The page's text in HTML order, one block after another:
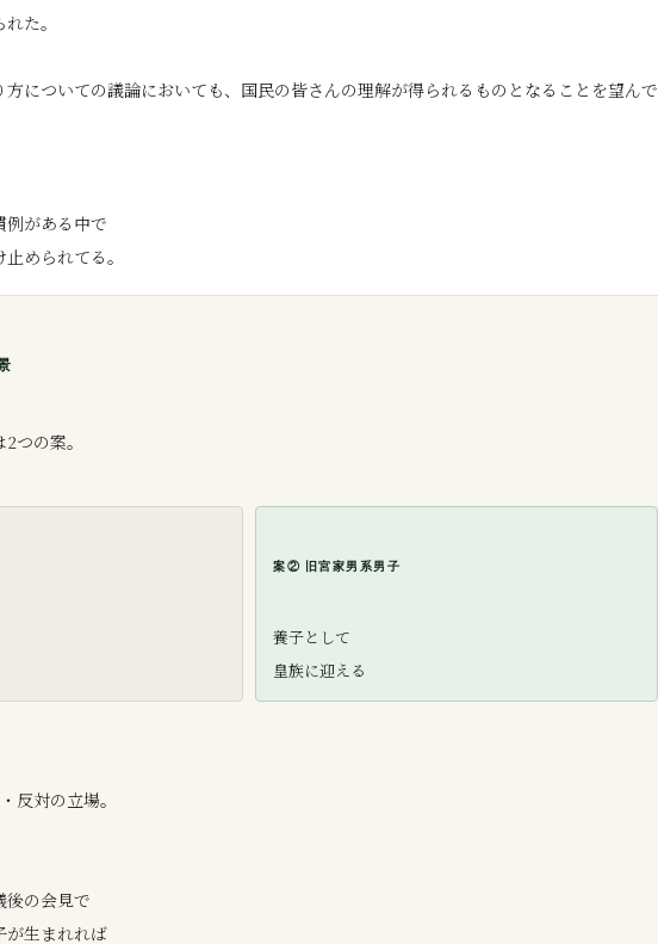
た。
方についての議論においても、国民の皆さんの理解が得られるものとなることを望んで
例がある中で
つの案。
案② 旧宮家男系男子
養子として
皇族に迎える
反対の立場。
後の会見で
が生まれれば